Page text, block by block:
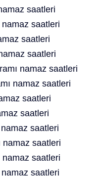
saatleri
saatleri
saatleri
saatleri
namaz saatleri
namaz saatleri
saatleri
saatleri
saatleri
namaz saatleri
namaz saatleri
saatleri